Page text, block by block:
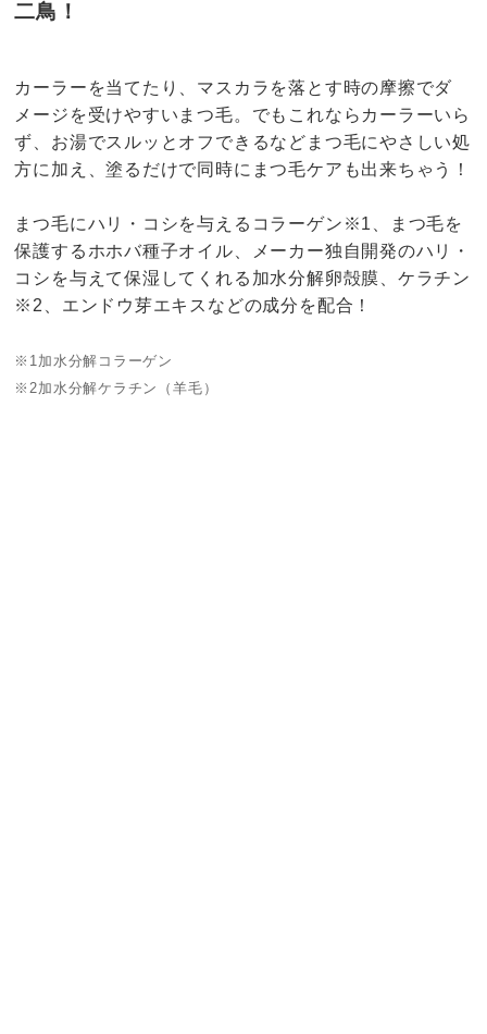
二鳥！
カーラーを当てたり、マスカラを落とす時の摩擦でダ
メージを受けやすいまつ毛。でもこれならカーラーいら
ず、お湯でスルッとオフできるなどまつ毛にやさしい処
方に加え、塗るだけで同時にまつ毛ケアも出来ちゃう！
まつ毛にハリ・コシを与えるコラーゲン※1、まつ毛を
保護するホホバ種子オイル、メーカー独自開発のハリ・
コシを与えて保湿してくれる加水分解卵殻膜、ケラチン
※2、エンドウ芽エキスなどの成分を配合！
※1加水分解コラーゲン
※2加水分解ケラチン（羊毛）